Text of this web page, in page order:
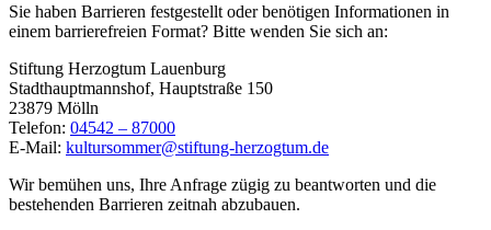
Sie haben Barrieren festgestellt oder benötigen Informationen in
einem barrierefreien Format? Bitte wenden Sie sich an:
Stiftung Herzogtum Lauenburg
Stadthauptmannshof, Hauptstraße 150
23879 Mölln
Telefon: 04542 – 87000
E-Mail: kultursommer@stiftung-herzogtum.de
Wir bemühen uns, Ihre Anfrage zügig zu beantworten und die
bestehenden Barrieren zeitnah abzubauen.